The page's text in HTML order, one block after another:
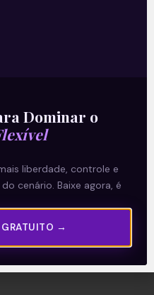
Dominar o
liberdade, controle e
cenário. Baixe agora, é
GRATUITO →